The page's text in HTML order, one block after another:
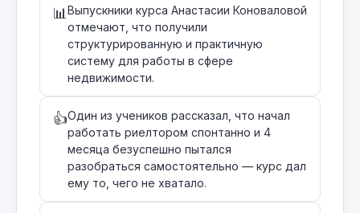
📊 Выпускники курса Анастасии Коноваловой
отмечают, что получили
структурированную и практичную
систему для работы в сфере
недвижимости.
👍Один из учеников рассказал, что начал
работать риелтором спонтанно и 4
месяца безуспешно пытался
разобраться самостоятельно — курс дал
ему то, чего не хватало.